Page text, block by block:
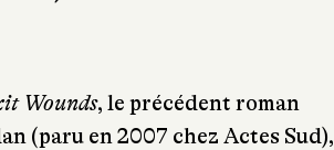
Wounds, le précédent roman
(paru en 2007 chez Actes Sud),